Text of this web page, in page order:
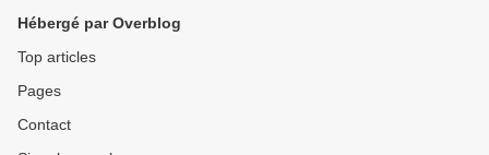
Hébergé par Overblog
Top articles
Pages
Contact